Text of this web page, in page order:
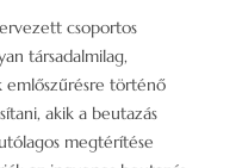
csoportos
társadalmilag,
emlőszűrésre történő
akik a beutazás
megtérítése